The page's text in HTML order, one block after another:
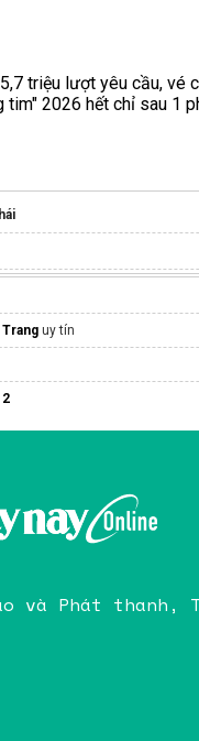
triệu lượt yêu cầu, vé
tim" 2026 hết chỉ sau 1
Trang uy tín
2
không mổ
và Phát thanh,